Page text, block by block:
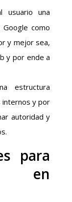
una
como
y mejor sea,
y por ende a
estructura
internos y por
autoridad y
para
en